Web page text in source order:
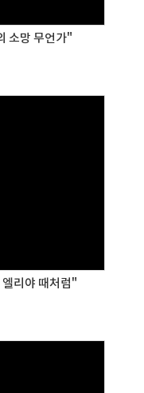
소망 무언가"
리야 때처럼"